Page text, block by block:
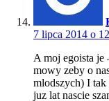
7 lipca 2014 o
A moj egoista je
mowy zeby o
mlodszych) I tak
juz lat nascie